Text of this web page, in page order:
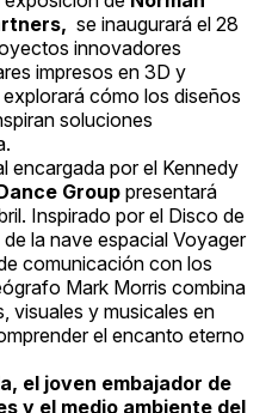
se inaugurará el 28
innovadores
impresos en 3D y
cómo los diseños
soluciones
encargada por el Kennedy
Group presentará
Inspirado por el Disco de
la nave espacial Voyager
comunicación con los
Mark Morris combina
visuales y musicales en
el encanto eterno
el joven embajador de
y el medio ambiente del